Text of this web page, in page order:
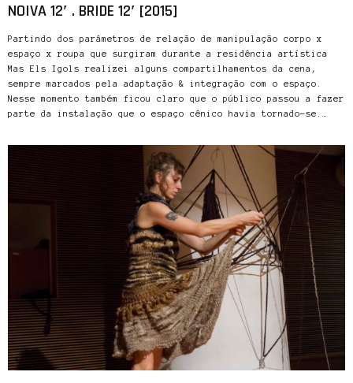
NOIVA 12′ . BRIDE 12′ [2015]
Partindo dos parâmetros de relação de manipulação corpo x
espaço x roupa que surgiram durante a residência artística
Mas Els Igols realizei alguns compartilhamentos da cena,
sempre marcados pela adaptação & integração com o espaço.
Nesse momento também ficou claro que o público passou a fazer
parte da instalação que o espaço cênico havia tornado-se.…